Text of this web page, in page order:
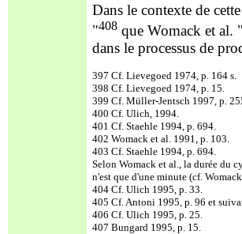
Dans le contexte de
"408 que Womack et al.
dans le processus de
397 Cf. Lievegoed 1974, p. 164 s.
398 Cf. Lievegoed 1974, p. 15.
399 Cf. Müller-Jentsch 1997, p.
400 Cf. Ulich, 1994.
401 Cf. Staehle 1994, p. 694.
402 Womack et al. 1991, p. 103.
403 Cf. Staehle 1994, p. 694.
Selon Womack et al., la durée du
n'est que d'une minute (cf.
404 Cf. Ulich 1995, p. 33.
405 Cf. Antoni 1995, p. 96 et
406 Cf. Ulich 1995, p. 25.
407 Bungard 1995, p. 15.